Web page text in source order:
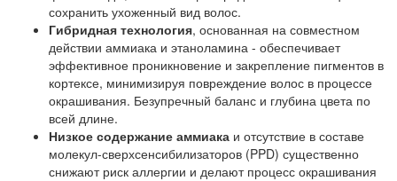
сохранить ухоженный вид волос.
Гибридная технология, основанная на совместном
действии аммиака и этаноламина - обеспечивает
эффективное проникновение и закрепление пигментов в
кортексе, минимизируя повреждение волос в процессе
окрашивания. Безупречный баланс и глубина цвета по
всей длине.
Низкое содержание аммиака и отсутствие в составе
молекул-сверхсенсибилизаторов (PPD) существенно
снижают риск аллергии и делают процесс окрашивания